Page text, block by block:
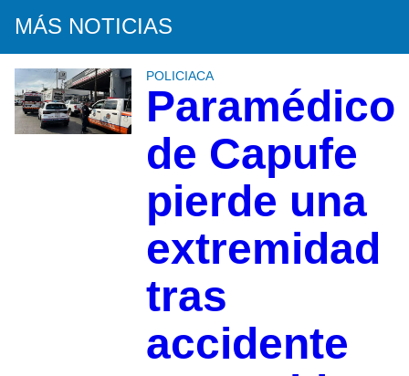
MÁS NOTICIAS
POLICIACA
Paramédico
de Capufe
pierde una
extremidad
tras
accidente